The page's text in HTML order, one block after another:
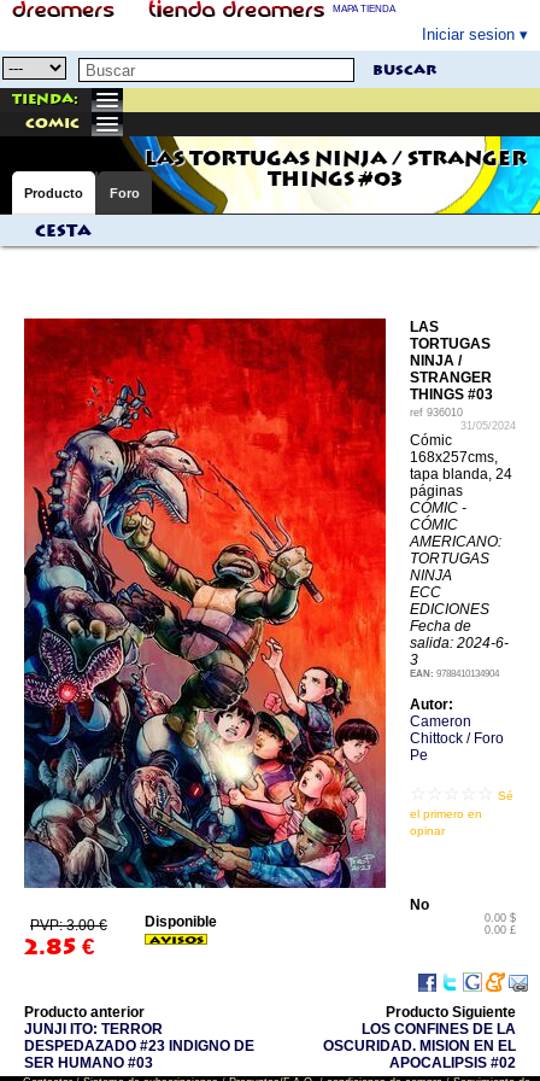
MAPA TIENDA
Iniciar sesion
buscar
Tienda:
comic
LAS TORTUGAS NINJA / STRANGER
THINGS #03
Producto Foro
Cesta
LAS
TORTUGAS
NINJA /
STRANGER
THINGS #03
ref 936010
31/05/2024
Cómic
168x257cms,
tapa blanda, 24
páginas
CÓMIC -
CÓMIC
AMERICANO:
TORTUGAS
NINJA
ECC
EDICIONES
Fecha de
salida: 2024-6-
3
EAN: 9788410134904
Autor:
Cameron
Chittock / Foro
Pe
Sé
el primero en
opinar
PVP: 3.00 €
2.85 €
0.00 $
0.00 £
No
Disponible
Producto anterior
JUNJI ITO: TERROR
DESPEDAZADO #23 INDIGNO DE
SER HUMANO #03
Producto Siguiente
LOS CONFINES DE LA
OSCURIDAD. MISION EN EL
APOCALIPSIS #02